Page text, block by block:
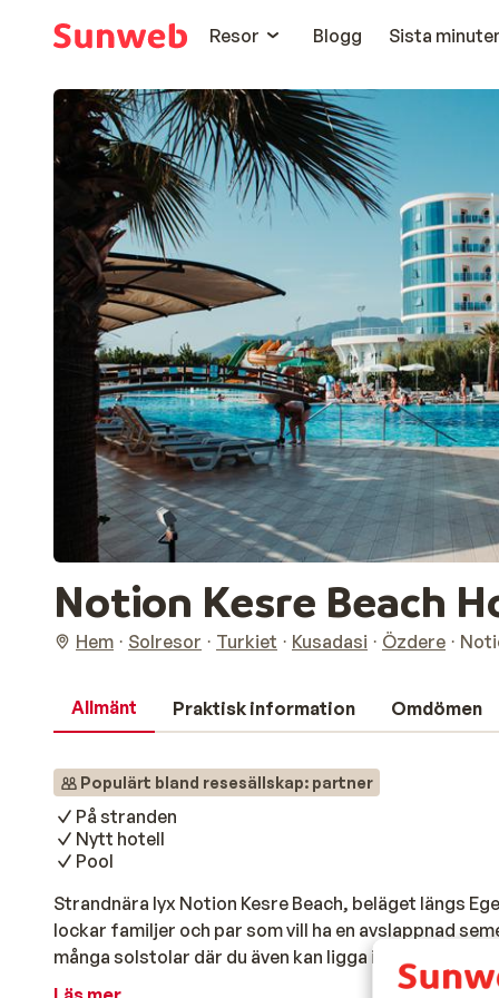
Resor
Blogg Sista
Notion Kesre Beach
Hem Solresor Turkiet Kusadasi Özdere
Allmänt Praktisk information Omdömen
Populärt bland resesällskap: partner
På stranden
Nytt hotell
Pool
Strandnära lyx Notion Kesre Beach, beläget längs
lockar familjer och par som vill ha en avslappnad
många solstolar där du även kan ligga i skuggan när
intill om du hellre föredrar att spendera dagen där.